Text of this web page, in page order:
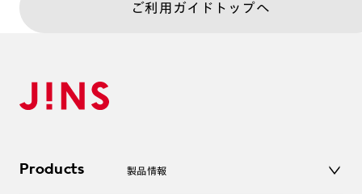
ご利用ガイドトップへ
Products 製品情報